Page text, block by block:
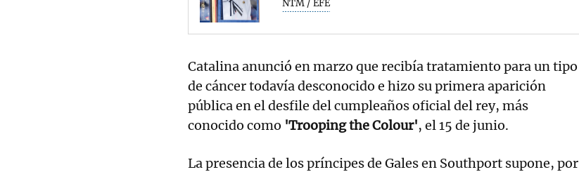
NTM / EFE
Catalina anunció en marzo que recibía tratamiento para un tipo
de cáncer todavía desconocido e hizo su primera aparición
pública en el desfile del cumpleaños oficial del rey, más
conocido como 'Trooping the Colour', el 15 de junio.
La presencia de los príncipes de Gales en Southport supone, por